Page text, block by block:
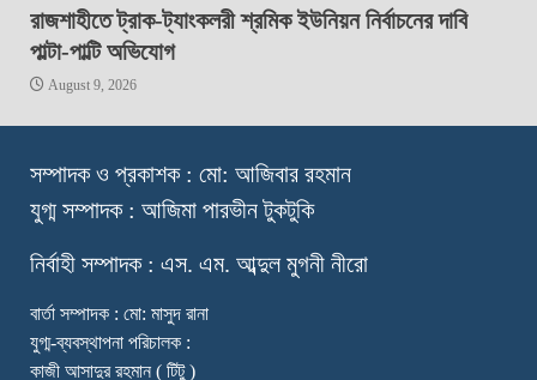
রাজশাহীতে ট্রাক-ট্যাংকলরী শ্রমিক ইউনিয়ন নির্বাচনের দাবি
পাল্টা-পাল্টি অভিযোগ
August 9, 2026
সম্পাদক ও প্রকাশক : মো: আজিবার রহমান
যুগ্ম সম্পাদক : আজিমা পারভীন টুকটুকি
নির্বাহী সম্পাদক : এস. এম. আব্দুল মুগনী নীরো
বার্তা সম্পাদক : মো: মাসুদ রানা
যুগ্ম-ব্যবস্থাপনা পরিচালক :
কাজী আসাদুর রহমান ( টিটু )